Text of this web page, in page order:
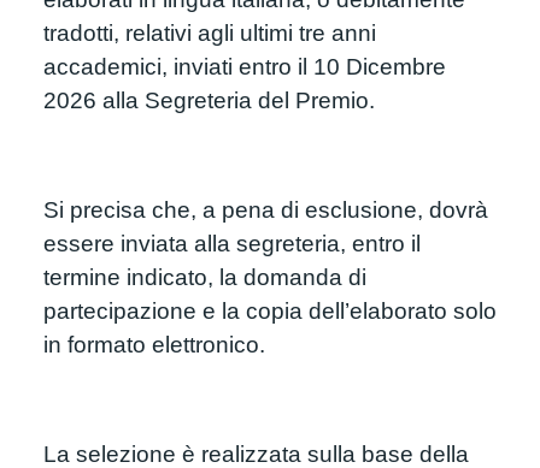
tradotti, relativi agli ultimi tre anni
accademici, inviati entro il 10 Dicembre
2026 alla Segreteria del Premio.
Si precisa che, a pena di esclusione, dovrà
essere inviata alla segreteria, entro il
termine indicato, la domanda di
partecipazione e la copia dell’elaborato solo
in formato elettronico.
La selezione è realizzata sulla base della